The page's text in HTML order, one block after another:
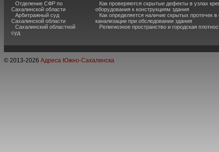
Отделение СФР по
Сахалинской области
Арбитражный суд
Сахалинской области
Сахалинский областной
суд
Как проверяются скрытые дефекты в узлах
оборудования к конструкциям здания
Как определяется наличие скрытых протечек
канализации при обследовании здания
Религиозное пространство и городская
© 2013-2026 Адреса Южно-Сахалинска